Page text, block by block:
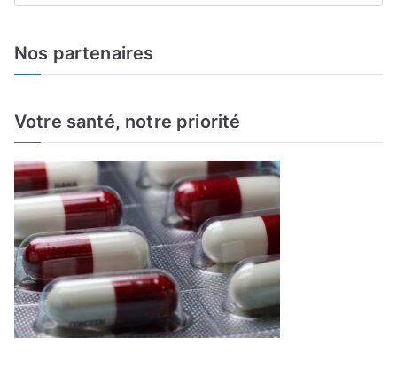
f
Nos partenaires
Votre santé, notre priorité